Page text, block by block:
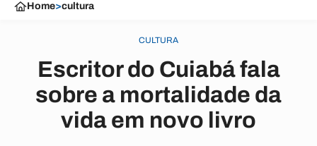
Home>cultura
CULTURA
Escritor do Cuiabá fala
sobre a mortalidade da
vida em novo livro